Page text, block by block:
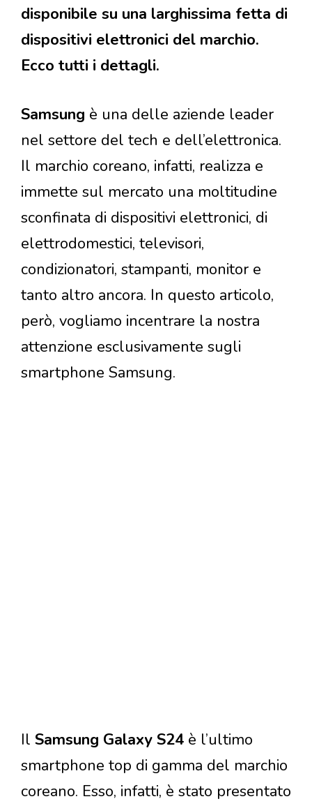
disponibile su una larghissima fetta di
dispositivi elettronici del marchio.
Ecco tutti i dettagli.
Samsung è una delle aziende leader
nel settore del tech e dell’elettronica.
Il marchio coreano, infatti, realizza e
immette sul mercato una moltitudine
sconfinata di dispositivi elettronici, di
elettrodomestici, televisori,
condizionatori, stampanti, monitor e
tanto altro ancora. In questo articolo,
però, vogliamo incentrare la nostra
attenzione esclusivamente sugli
smartphone Samsung.
Il Samsung Galaxy S24 è l’ultimo
smartphone top di gamma del marchio
coreano. Esso, infatti, è stato presentato